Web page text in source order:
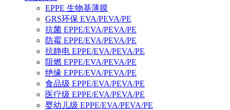
EPPE 生物基薄膜
GRS环保 EVA/PEVA/PE
抗菌 EPPE/EVA/PEVA/PE
防霉 EPPE/EVA/PEVA/PE
抗静电 EPPE/EVA/PEVA/PE
阻燃 EPPE/EVA/PEVA/PE
绝缘 EPPE/EVA/PEVA/PE
食品级 EPPE/EVA/PEVA/PE
医疗级 EPPE/EVA/PEVA/PE
婴幼儿级 EPPE/EVA/PEVA/PE